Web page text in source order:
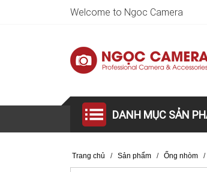
Welcome to Ngoc Camera
DANH MỤC SẢN
Trang chủ / Sản phẩm / Ống nhòm /